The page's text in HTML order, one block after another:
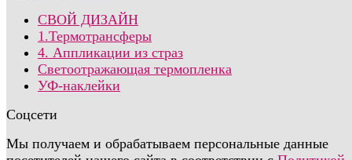
СВОЙ ДИЗАЙН
1.Термотрансферы
4. Аппликации из страз
Светоотражающая термопленка
УФ-наклейки
Соцсети
Мы получаем и обрабатываем персональные данные